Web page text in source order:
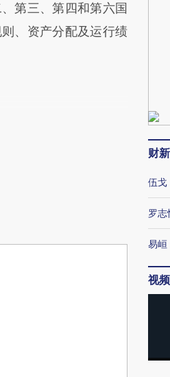
第三、第四和第六国
、资产分配及运行绩
财
伍戈
罗志
易峘
视频